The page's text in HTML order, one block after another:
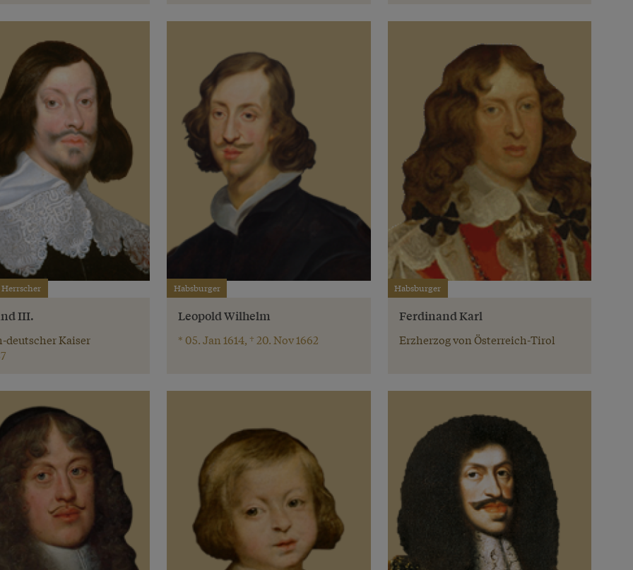
III.
deutscher Kaiser
Habsburger
Leopold Wilhelm
* 05. Jan 1614, † 20. Nov 1662
Habsburger
Ferdinand Karl
Erzherzog von Österreich-Tirol